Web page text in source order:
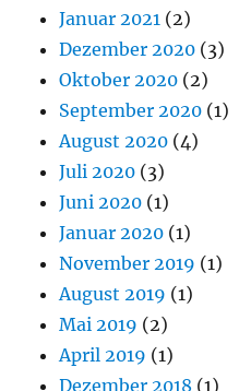
Januar 2021 (2)
Dezember 2020 (3)
Oktober 2020 (2)
September 2020 (1)
August 2020 (4)
Juli 2020 (3)
Juni 2020 (1)
Januar 2020 (1)
November 2019 (1)
August 2019 (1)
Mai 2019 (2)
April 2019 (1)
Dezember 2018 (1)